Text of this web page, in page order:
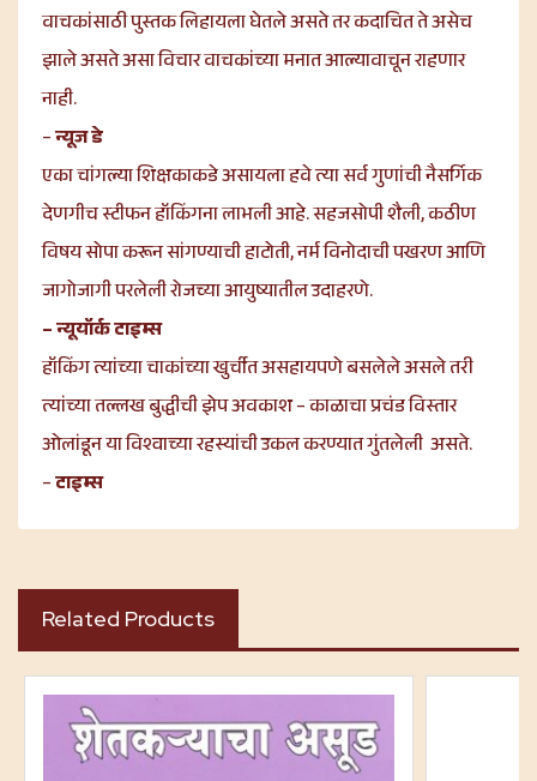
वाचकांसाठी पुस्तक लिहायला घेतले असते तर कदाचित ते असेच
झाले असते असा विचार वाचकांच्या मनात आल्यावाचून राहणार
नाही.
–न्यूज डे
एका चांगल्या शिक्षकाकडे असायला हवे त्या सर्व गुणांची नैसर्गिक
देणगीच स्टीफन हॉकिंगना लाभली आहे. सहजसोपी शैली, कठीण
विषय सोपा करून सांगण्याची हाटोती, नर्म विनोदाची पखरण आणि
जागोजागी परलेली रोजच्या आयुष्यातील उदाहरणे.
– न्यूयॉर्क टाइम्स
हॉकिंग त्यांच्या चाकांच्या खुर्चीत असहायपणे बसलेले असले तरी
त्यांच्या तल्लख बुद्धीची झेप अवकाश – काळाचा प्रचंड विस्तार
ओलांडून या विश्वाच्या रहस्यांची उकल करण्यात गुंतलेली असते.
–टाइम्स
Related Products